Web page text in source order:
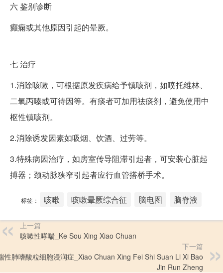
六鉴别诊断
癫痫或其他原因引起的晕厥。
七治疗
1.消除咳嗽，可根据原发疾病给予镇咳剂，如喷托维林、
二氧丙嗪或可待因等。有痰者可加用祛痰剂，避免使用中
枢性镇咳剂。
2.消除诱发因素如吸烟、饮酒、过劳等。
3.特殊病因治疗，如房室传导阻滞引起者，可安装心脏起
搏器；颈动脉狭窄引起者应行血管搭桥手术。
标签： 咳嗽 咳嗽晕厥综合征 脑电图 脑脊液
上一篇
咳嗽性哮喘_Ke Sou Xing Xiao Chuan
下一篇
性肺嗜酸粒细胞浸润症_Xiao Chuan Xing Fei Shi Suan Li Xi Bao
Jin Run Zheng